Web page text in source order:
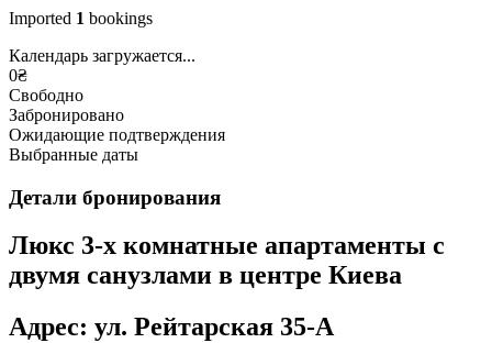
Imported 1 bookings
Календарь загружается...
0₴
Свободно
Забронировано
Ожидающие подтверждения
Выбранные даты
Детали бронирования
Люкс 3-х комнатные апартаменты с
двумя санузлами в центре Киева
Адрес: ул. Рейтарская 35-А